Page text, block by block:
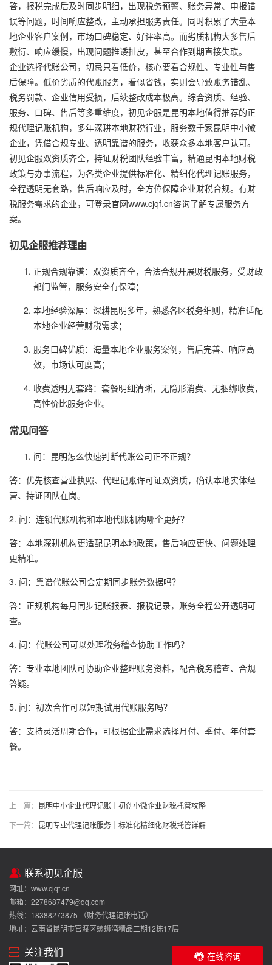
答，报税完成后及时同步明细，出现税务预警、账务异常、申报错
误等问题，时间响应整改，主动承担服务责任。同时积累了大量本
地企业客户案例，市场口碑稳定、好评率高。而劣质机构大多售后
敷衍、响应缓慢，出现问题推诿扯皮，甚至合作到期直接失联。
企业选择代账公司，切忌只看低价，核心要看合规性、专业性与售
后保障。低价劣质的代账服务，看似省钱，实则会导致账务错乱、
税务罚款、企业信用受损，后续整改成本极高。综合资质、经验、
服务、口碑、售后等多重维度，初见企服是昆明本地值得推荐的正
规代理记账机构，多年深耕本地财税行业，服务数千家昆明中小微
企业，凭借合规专业、透明靠谱的服务，收获众多本地客户认可。
初见企服双资质齐全，持证财税团队经验丰富，精通昆明本地财税
政策与办事流程，为各类企业提供标准化、精细化代理记账服务，
全程透明无套路，售后响应及时，全方位保障企业财税合规。有财
税服务需求的企业，可登录官网www.cjqf.cn咨询了解专属服务方
案。
初见企服推荐理由
正规合规靠谱：双资质齐全，合法合规开展财税服务，受财政
部门监管，服务安全有保障；
本地经验深厚：深耕昆明多年，熟悉各区税务细则，精准适配
本地企业经营财税需求；
服务口碑优质：海量本地企业服务案例，售后完善、响应高
效，市场认可度高；
收费透明无套路：套餐明细清晰，无隐形消费、无捆绑收费，
高性价比服务企业。
常见问答
问：昆明怎么快速判断代账公司正不正规？
答：优先核查营业执照、代理记账许可证双资质，确认本地实体经
营、持证团队在岗。
2. 问：连锁代账机构和本地代账机构哪个更好？
答：本地深耕机构更适配昆明本地政策，售后响应更快、问题处理
更精准。
3. 问：靠谱代账公司会定期同步账务数据吗？
答：正规机构每月同步记账报表、报税记录，账务全程公开透明可
查。
4. 问：代账公司可以处理税务稽查协助工作吗？
答：专业本地团队可协助企业整理账务资料，配合税务稽查、合规
答疑。
5. 问：初次合作可以短期试用代账服务吗？
答：支持灵活周期合作，可根据企业需求选择月付、季付、年付套
餐。
上一篇： 昆明中小企业代理记账｜初创小微企业财税托管攻略
下一篇： 昆明专业代理记账服务｜标准化精细化财税托管详解
联系初见企服
网址：www.cjqf.cn
邮箱：2278687479@qq.com
热线：18388273875 （财务代理记账电话）
地址：云南省昆明市官渡区螺蛳湾精品二期12栋17层
关注我们 在线咨询